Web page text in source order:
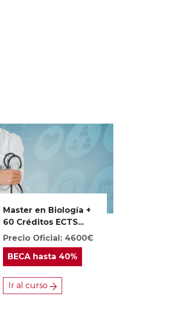
Master en Biología +
60 Créditos ECTS...
Precio Oficial: 4600€
BECAhasta 40%
Ir al curso